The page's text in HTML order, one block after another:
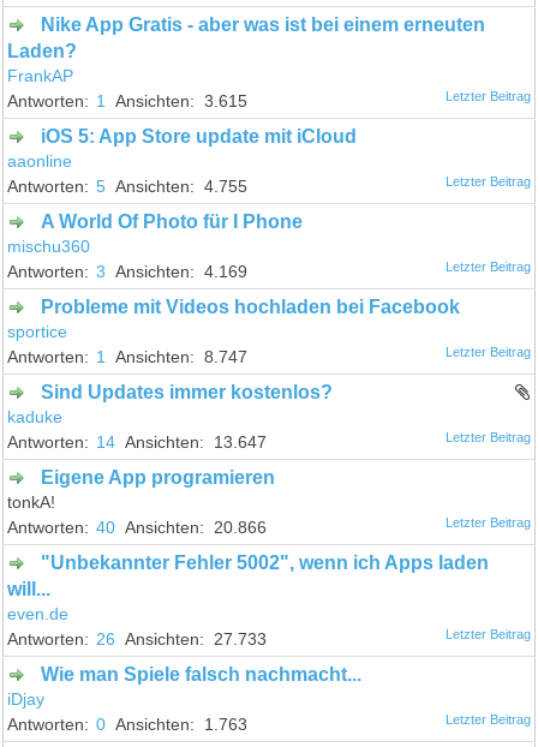
Nike App Gratis - aber was ist bei einem erneuten
Laden?
FrankAP
1
3.615
iOS 5: App Store update mit iCloud
aaonline
5
4.755
A World Of Photo für I Phone
mischu360
3
4.169
Probleme mit Videos hochladen bei Facebook
sportice
1
8.747
Sind Updates immer kostenlos?
kaduke
14
13.647
Eigene App programieren
tonkA!
40
20.866
"Unbekannter Fehler 5002", wenn ich Apps laden
will...
even.de
26
27.733
Wie man Spiele falsch nachmacht...
iDjay
0
1.763